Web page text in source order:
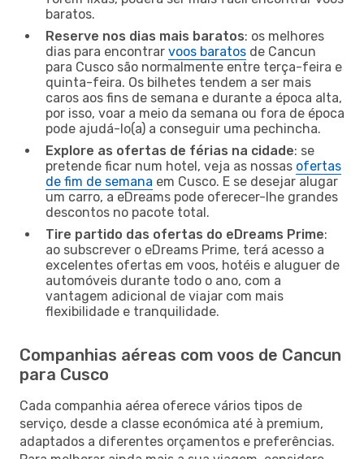
baratos.
Reserve nos dias mais baratos: os melhores
dias para encontrar voos baratos de Cancun
para Cusco são normalmente entre terça-feira e
quinta-feira. Os bilhetes tendem a ser mais
caros aos fins de semana e durante a época alta,
por isso, voar a meio da semana ou fora de época
pode ajudá-lo(a) a conseguir uma pechincha.
Explore as ofertas de férias na cidade: se
pretende ficar num hotel, veja as nossas ofertas
de fim de semana em Cusco. E se desejar alugar
um carro, a eDreams pode oferecer-lhe grandes
descontos no pacote total.
Tire partido das ofertas do eDreams Prime:
ao subscrever o eDreams Prime, terá acesso a
excelentes ofertas em voos, hotéis e aluguer de
automóveis durante todo o ano, com a
vantagem adicional de viajar com mais
flexibilidade e tranquilidade.
Companhias aéreas com voos de Cancun
para Cusco
Cada companhia aérea oferece vários tipos de
serviço, desde a classe económica até à premium,
adaptados a diferentes orçamentos e preferências.